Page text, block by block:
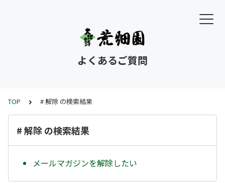
よくあるご質問
TOP # 解除 の検索結果
# 解除 の検索結果
メールマガジンを解除したい